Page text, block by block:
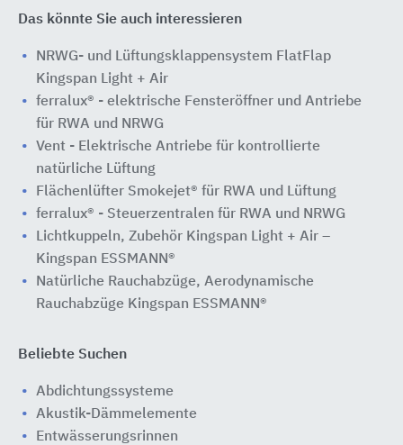
Das könnte Sie auch interessieren
NRWG- und Lüftungsklappensystem FlatFlap
Kingspan Light + Air
ferralux® - elektrische Fensteröffner und Antriebe
für RWA und NRWG
Vent - Elektrische Antriebe für kontrollierte
natürliche Lüftung
Flächenlüfter Smokejet® für RWA und Lüftung
ferralux® - Steuerzentralen für RWA und NRWG
Lichtkuppeln, Zubehör Kingspan Light + Air –
Kingspan ESSMANN®
Natürliche Rauchabzüge, Aerodynamische
Rauchabzüge Kingspan ESSMANN®
Beliebte Suchen
Abdichtungssysteme
Akustik-Dämmelemente
Entwässerungsrinnen